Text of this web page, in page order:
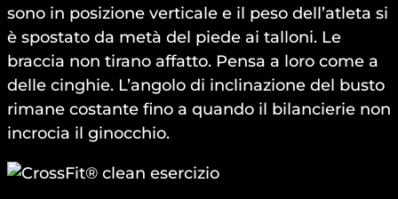
sono in posizione verticale e il peso dell’atleta si
è spostato da metà del piede ai talloni. Le
braccia non tirano affatto. Pensa a loro come a
delle cinghie. L’angolo di inclinazione del busto
rimane costante fino a quando il bilancierie non
incrocia il ginocchio.